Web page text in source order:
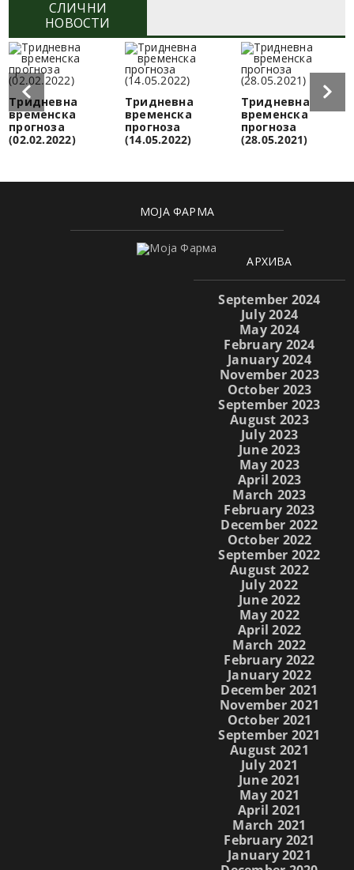
СЛИЧНИ
НОВОСТИ
Тридневна
временска
прогноза
(02.02.2022)
Тридневна
временска
прогноза
(14.05.2022)
Тридневна
временска
прогноза
(28.05.2021)
МОЈА ФАРМА
АРХИВА
September 2024
July 2024
May 2024
February 2024
January 2024
November 2023
October 2023
September 2023
August 2023
July 2023
June 2023
May 2023
April 2023
March 2023
February 2023
December 2022
October 2022
September 2022
August 2022
July 2022
June 2022
May 2022
April 2022
March 2022
February 2022
January 2022
December 2021
November 2021
October 2021
September 2021
August 2021
July 2021
June 2021
May 2021
April 2021
March 2021
February 2021
January 2021